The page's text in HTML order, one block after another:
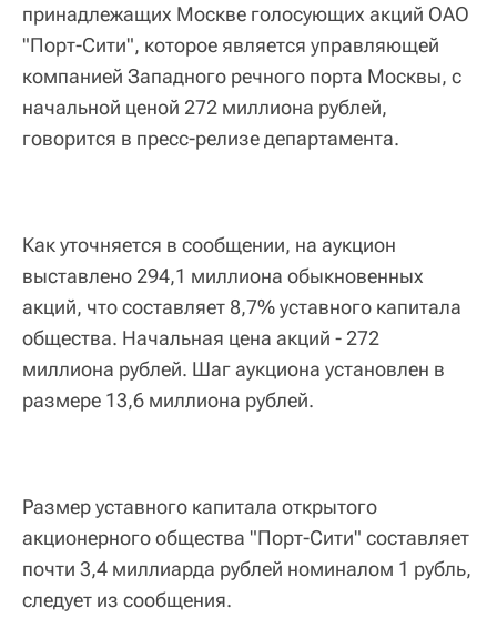
принадлежащих Москве голосующих акций ОАО
"Порт-Сити", которое является управляющей
компанией Западного речного порта Москвы, с
начальной ценой 272 миллиона рублей,
говорится в пресс-релизе департамента.
Как уточняется в сообщении, на аукцион
выставлено 294,1 миллиона обыкновенных
акций, что составляет 8,7% уставного капитала
общества. Начальная цена акций - 272
миллиона рублей. Шаг аукциона установлен в
размере 13,6 миллиона рублей.
Размер уставного капитала открытого
акционерного общества "Порт-Сити" составляет
почти 3,4 миллиарда рублей номиналом 1 рубль,
следует из сообщения.